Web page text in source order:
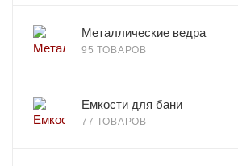
Металлические ведра
95 ТОВАРОВ
Емкости для бани
77 ТОВАРОВ